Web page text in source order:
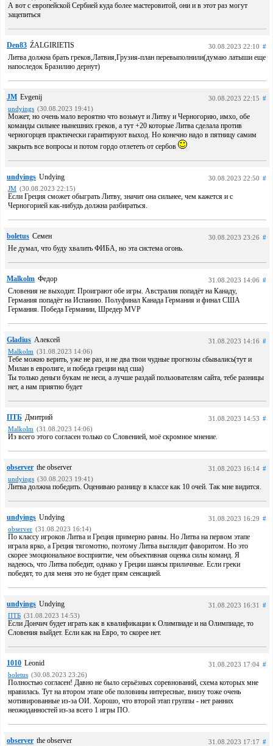
А вот с европейской Сербией куда более мастеровитой, они и в этот раз могут
зацепиться
Den83 ŹALGIRIETIS 30.08.2023 22:10 #
Литва должна брать греков,Латвия,Грузия-план перевыполнили(думаю латыши еще
напоследок Бразилию дернут)
JM Evgenij 30.08.2023 22:15 #
undyings (30.08.2023 19:41)
Может, но очень мало вероятно что возьмут и Литву и Черногорию, имхо, обе
команды сильнее нынешних греков, а тут +20 которые Литва сделала против
черногорцев практически гарантируют выход. Но конечно надо в пятницу самим
закрыть все вопросы и потом гордо отлететь от сербов
undyings Undying 30.08.2023 22:50 #
JM (30.08.2023 22:15)
Если Греция сможет обыграть Литву, значит она сильнее, чем кажется и с
Черногорией как-нибудь должна разбираться.
boletus Семен 30.08.2023 23:26 #
Не думал, что буду хвалить ФИБА, но эта система огонь.
Malkolm Федор 31.08.2023 14:06 #
Словения не выходит. Проиграют обе игры. Австралия попадёт на Канаду,
Германия попадёт на Испанию. Полуфинал Канада Германия и финал США
Германия. Победа Германии, Шредер MVP
Gladius Алексей 31.08.2023 14:16 #
Malkolm (31.08.2023 14:06)
Тебе можно верить, уже не раз, и не два твои чудные прогнозы сбывались(тут и
Милан в евролиге, и победа греции над сша)
Ты только деньги букам не неси, а лучше раздай пользователям сайта, тебе разницы
нет, а нам приятно будет
ПТБ Дмитрий 31.08.2023 14:53 #
Malkolm (31.08.2023 14:06)
Из всего этого согласен только со Словенией, моё скромное мнение.
observer the observer 31.08.2023 16:14 #
undyings (30.08.2023 19:41)
Литва должна победить. Оцениваю разницу в классе как 10 очей. Так мне видится.
undyings Undying 31.08.2023 16:29 #
observer (31.08.2023 16:14)
По классу игроков Литва и Греция примерно равны. Но Литва на первом этапе
играла ярко, а Греция тягомотно, поэтому Литва выглядит фаворитом. Но это
скорее эмоциональное восприятие, чем объективная оценка силы команд. Я
надеюсь, что Литва победит, однако у Греции шансы приличные. Если греки
победят, то для меня это не будет прям сенсацией.
undyings Undying 31.08.2023 16:31 #
ПТБ (31.08.2023 14:53)
Если Дончич будет играть как в квалификации к Олимпиаде и на Олимпиаде, то
Словения выйдет. Если как на Евро, то скорее нет.
1010 Leonid 31.08.2023 17:04 #
boletus (30.08.2023 23:26)
Полностью согласен! Давно не было серьёзных соревнований, схема которых мне
нравилась. Тут на втором этапе обе половины интересные, внизу тоже очень
мотивированные из-за ОИ. Хорошо, что второй этап группы - нет ранних
неожиданностей из-за всего 1 игры ПО.
observer the observer 31.08.2023 17:17 #